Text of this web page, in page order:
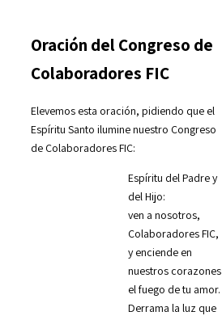
Oración del Congreso de
Colaboradores FIC
Elevemos esta oración, pidiendo que el
Espíritu Santo ilumine nuestro Congreso
de Colaboradores FIC:
Espíritu del Padre y
del Hijo:
ven a nosotros,
Colaboradores FIC,
y enciende en
nuestros corazones
el fuego de tu amor.
Derrama la luz que